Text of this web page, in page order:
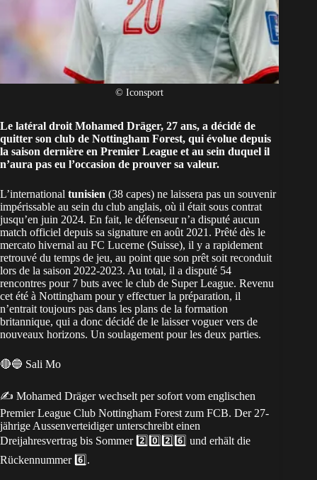
© Iconsport
Le latéral droit Mohamed Dräger, 27 ans, a décidé de
quitter son club de Nottingham Forest, qui évolue depuis
la saison dernière en Premier League et au sein duquel il
n’aura pas eu l’occasion de prouver sa valeur.
L’international tunisien (38 capes) ne laissera pas un souvenir
impérissable au sein du club anglais, où il était sous contrat
jusqu’en juin 2024. En fait, le défenseur n’a disputé aucun
match officiel depuis sa signature en août 2021. Prêté dès le
mercato hivernal au FC Lucerne (Suisse), il y a rapidement
retrouvé du temps de jeu, au point que son prêt soit reconduit
lors de la saison 2022-2023. Au total, il a disputé 54
rencontres pour 7 buts avec le club de Super League. Revenu
cet été à Nottingham pour y effectuer la préparation, il
n’entrait toujours pas dans les plans de la formation
britannique, qui a donc décidé de le laisser voguer vers de
nouveaux horizons. Un soulagement pour les deux parties.
🔴🔵 Sali Mo
✍️ Mohamed Dräger wechselt per sofort vom englischen
Premier League Club Nottingham Forest zum FCB. Der 27-
jährige Aussenverteidiger unterschreibt einen
Dreijahresvertrag bis Sommer 2️⃣0️⃣2️⃣6️⃣ und erhält die
Rückennummer 6️⃣.